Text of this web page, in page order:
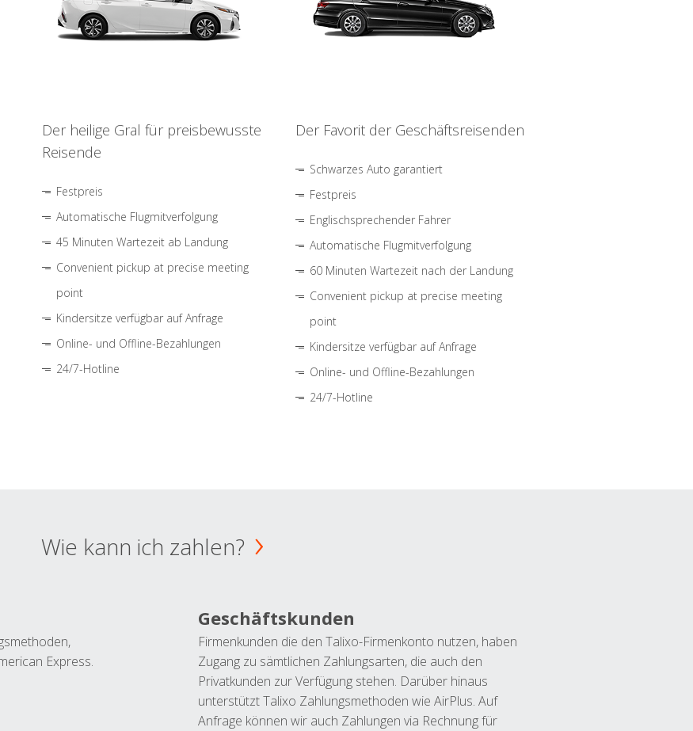
Der heilige Gral für preisbewusste
Reisende
Festpreis
Automatische Flugmitverfolgung
45 Minuten Wartezeit ab Landung
Convenient pickup at precise meeting
point
Kindersitze verfügbar auf Anfrage
Online- und Offline-Bezahlungen
24/7-Hotline
Der Favorit der Geschäftsreisenden
Schwarzes Auto garantiert
Festpreis
Englischsprechender Fahrer
Automatische Flugmitverfolgung
60 Minuten Wartezeit nach der Landung
Convenient pickup at precise meeting
point
Kindersitze verfügbar auf Anfrage
Online- und Offline-Bezahlungen
24/7-Hotline
Wie kann ich zahlen?
Express.
Geschäftskunden
Firmenkunden die den Talixo-Firmenkonto nutzen, haben
Zugang zu sämtlichen Zahlungsarten, die auch den
Privatkunden zur Verfügung stehen. Darüber hinaus
unterstützt Talixo Zahlungsmethoden wie AirPlus. Auf
Anfrage können wir auch Zahlungen via Rechnung für